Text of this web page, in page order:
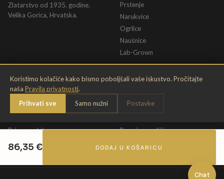
86,35 € DODAJ U KOŠARICU
Chat
Koristimo kolačiće kako bismo poboljšali vaše iskustvo. Pročitajte
naša Pravila privatnosti.
Prihvati sve
Samo nužni Postavke
Zlatarstvo od 1935. godine.
Velika Gorica, Hrvatska.
Prstenje
Narukvice
Ogrlice
Naušnice
Lab-Grown
INFORMACIJE
O nama
Kontakt
Briga o nakitu
Jamstvo
PRAVNE ODREDBE
Pravila privatnosti
Opći uvjeti
Promjena veličine